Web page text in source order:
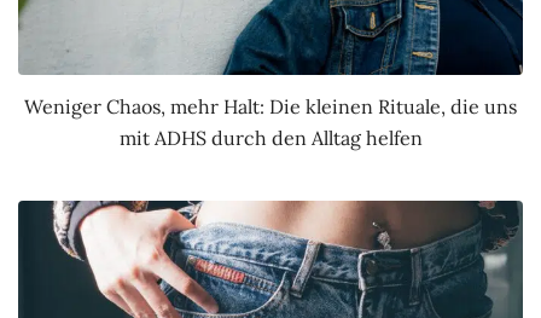
Weniger Chaos, mehr Halt: Die kleinen Rituale, die uns
mit ADHS durch den Alltag helfen